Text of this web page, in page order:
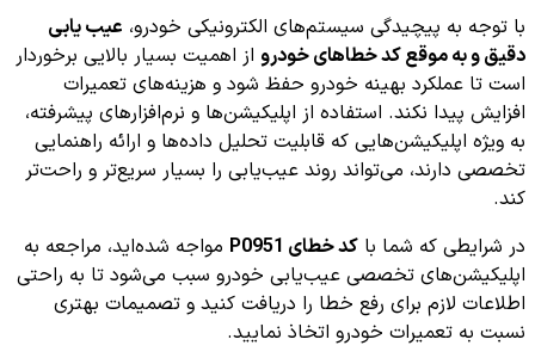
با توجه به پیچیدگی سیستم‌های الکترونیکی خودرو، عیب یابی
دقیق و به موقع کد خطاهای خودرو از اهمیت بسیار بالایی برخوردار
است تا عملکرد بهینه خودرو حفظ شود و هزینه‌های تعمیرات
افزایش پیدا نکند. استفاده از اپلیکیشن‌ها و نرم‌افزارهای پیشرفته،
به ویژه اپلیکیشن‌هایی که قابلیت تحلیل داده‌ها و ارائه راهنمایی
تخصصی دارند، می‌تواند روند عیب‌یابی را بسیار سریع‌تر و راحت‌تر
کند.
در شرایطی که شما با کد خطای P0951
مواجه شده‌اید، مراجعه به
اپلیکیشن‌های تخصصی عیب‌یابی خودرو سبب می‌شود تا به راحتی
اطلاعات لازم برای رفع خطا را دریافت کنید و تصمیمات بهتری
نسبت به تعمیرات خودرو اتخاذ نمایید.